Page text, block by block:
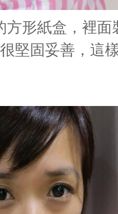
方形紙盒，裡面
堅固妥善，這